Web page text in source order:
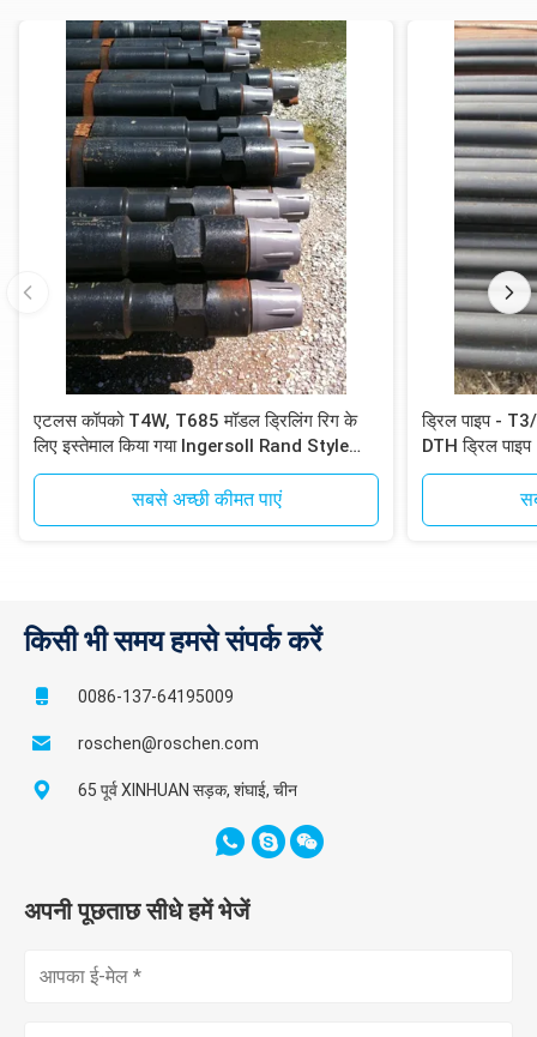
एटलस कॉपको T4W, T685 मॉडल ड्रिलिंग रिग के
लिए इस्तेमाल किया गया Ingersoll Rand Style
DTH ड्रिल पाइप
सबसे अच्छी कीमत पाएं
ड्रिल पाइप -
DTH ड्रिल पाइप
किसी भी समय हमसे संपर्क करें
0086-137-64195009
roschen@roschen.com
65 पूर्व XINHUAN सड़क, शंघाई, चीन
अपनी पूछताछ सीधे हमें भेजें